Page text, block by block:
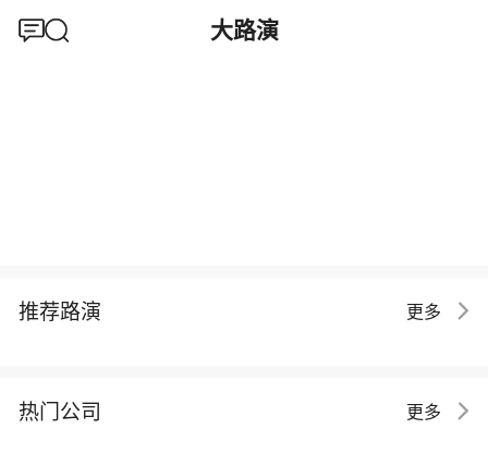
大路演
推荐路演 更多
热门公司 更多